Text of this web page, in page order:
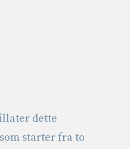
dette
starter fra to